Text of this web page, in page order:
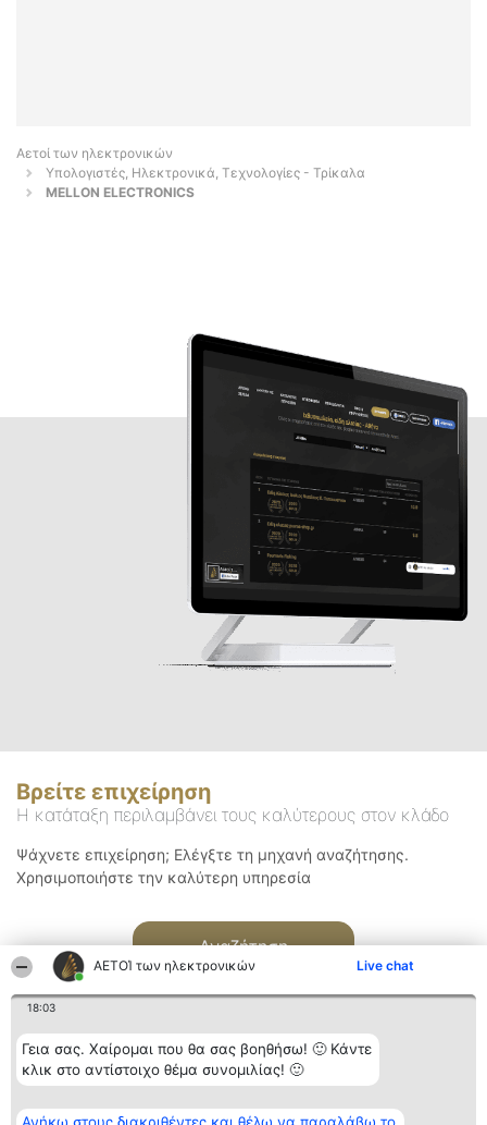
ΑΕΤΟΊ των ηλεκτρονικών Live chat
18:03
Γεια σας. Χαίρομαι που θα σας βοηθήσω! 🙂 Κάντε
κλικ στο αντίστοιχο θέμα συνομιλίας! 🙂
Αετοί των ηλεκτρονικών
Υπολογιστές, Ηλεκτρονικά, Τεχνολογίες - Τρίκαλα
MELLON ELECTRONICS
Βρείτε επιχείρηση
Η κατάταξη περιλαμβάνει τους καλύτερους στον κλάδο
Ψάχνετε επιχείρηση; Ελέγξτε τη μηχανή αναζήτησης.
Χρησιμοποιήστε την καλύτερη υπηρεσία
Αναζήτηση
Διοργανωτής της
κατάταξης
Κατάταξη
Διακριθέντες
Επικοινωνία
Επικοινωνία